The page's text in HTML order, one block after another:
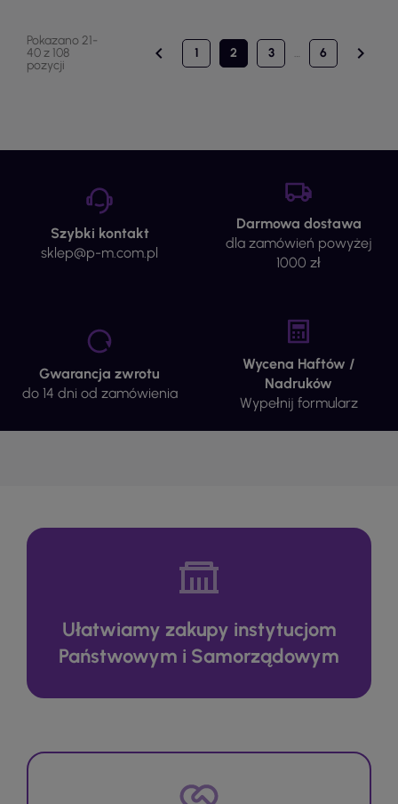
Pokazano 21-
40 z 108
pozycji
 1 2 3 … 6 
Szybki kontakt
sklep@p-m.com.pl
Darmowa dostawa
dla zamówień powyżej
1000 zł
Gwarancja zwrotu
do 14 dni od zamówienia
Wycena Haftów /
Nadruków
Wypełnij formularz
Ułatwiamy zakupy instytucjom
Państwowym i Samorządowym